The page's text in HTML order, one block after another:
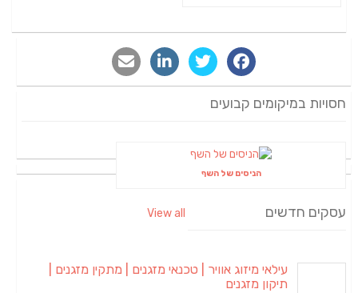
חסויות במיקומים קבועים
הניסים של השף
עסקים חדשים View all
עילאי מיזוג אוויר | טכנאי מזגנים | מתקין מזגנים |
תיקון מזגנים